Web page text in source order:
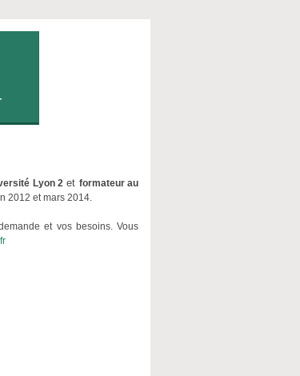
Lyon 2et formateur au
2012 et mars 2014.
et vos besoins. Vous